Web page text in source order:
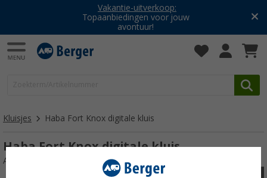
Vakantie-uitverkoop:
Topaanbiedingen voor jouw
avontuur!
Kluisjes Haba Fort Knox digitale kluis
Haba Fort Knox digitale kluis
Artikelnr: 332970